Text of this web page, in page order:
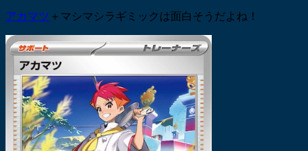
アカマツ ＋マシマシラギミックは面白そうだよね！